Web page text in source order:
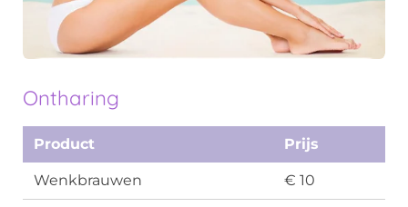
Ontharing
Product Prijs
Wenkbrauwen € 10